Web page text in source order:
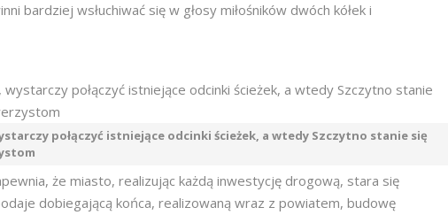
bardziej wsłuchiwać się w głosy miłośników dwóch kółek i
połączyć istniejące odcinki ścieżek, a wtedy Szczytno stanie się
że miasto, realizując każdą inwestycję drogową, stara się
dobiegającą końca, realizowaną wraz z powiatem, budowę